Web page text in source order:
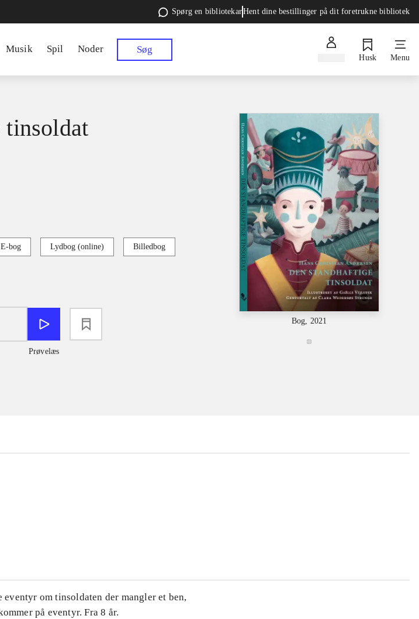
Spørg en bibliotekarHent dine bestillinger på dit foretrukne bibliotek
Musik Spil Noder Søg
Husk Menu
Bog, 2021
tinsoldat
E-bog Lydbog (online) Billedbog
Prøvelæs
om tinsoldaten der mangler et ben,
på eventyr. Fra 8 år.